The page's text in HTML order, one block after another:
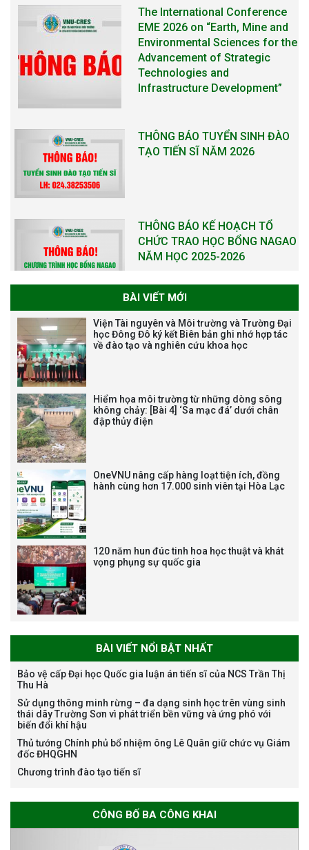
The International Conference
EME 2026 on “Earth, Mine and
Environmental Sciences for the
Advancement of Strategic
Technologies and
Infrastructure Development”
THÔNG BÁO TUYỂN SINH ĐÀO
TẠO TIẾN SĨ NĂM 2026
THÔNG BÁO KẾ HOẠCH TỔ
CHỨC TRAO HỌC BỔNG NAGAO
NĂM HỌC 2025-2026
THƯ CẢM ƠN LỄ KỶ NIỆM 40
NĂM XÂY DỰNG VÀ PHÁT TRIỂN
VIỆN (1985-2025) VÀ ĐÓN
vị trí việc làm chức danh nghề
nghiệp chuyên môn dùng
Bảo vệ luận án tiến sĩ của NCS
Nguyễn Thế Thông
Thông báo chương trình học
bổng Nagao tại Việt Nam năm
BÀI VIẾT MỚI
Viện Tài nguyên và Môi trường và Trường Đại
học Đông Đô ký kết Biên bản ghi nhớ hợp tác
về đào tạo và nghiên cứu khoa học
Hiểm họa môi trường từ những dòng sông
không chảy: [Bài 4] ‘Sa mạc đá’ dưới chân
đập thủy điện
OneVNU nâng cấp hàng loạt tiện ích, đồng
hành cùng hơn 17.000 sinh viên tại Hòa Lạc
120 năm hun đúc tinh hoa học thuật và khát
vọng phụng sự quốc gia
BÀI VIẾT NỔI BẬT NHẤT
Bảo vệ cấp Đại học Quốc gia luận án tiến sĩ của NCS Trần Thị
Thu Hà
Sử dụng thông minh rừng – đa dạng sinh học trên vùng sinh
thái dãy Trường Sơn vì phát triển bền vững và ứng phó với
biến đổi khí hậu
Thủ tướng Chính phủ bổ nhiệm ông Lê Quân giữ chức vụ Giám
đốc ĐHQGHN
Chương trình đào tạo tiến sĩ
CÔNG BỐ BA CÔNG KHAI